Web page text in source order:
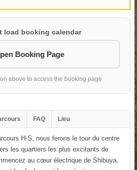
load booking calendar
Booking Page
above to access the booking page
FAQ Lieu
H-S, nous ferons le tour du centre
les quartiers les plus excitants de
au cœur électrique de Shibuya,